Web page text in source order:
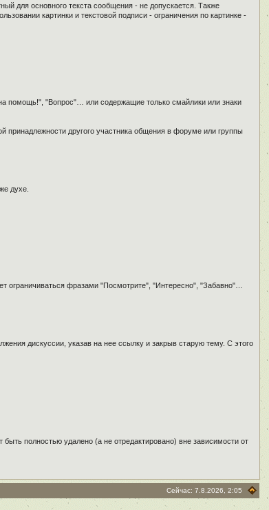
для основного текста сообщения - не допускается. Также
картинки и текстовой подписи - ограничения по картинке -
помощь!", "Вопрос"… или содержащие только смайлики или знаки
принадлежности другого участника общения в форуме или группы
духе.
ограничиваться фразами "Посмотрите", "Интересно", "Забавно"…
дискуссии, указав на нее ссылку и закрыв старую тему. С этого
полностью удалено (а не отредактировано) вне зависимости от
Сейчас: 7.8.2026, 2:05